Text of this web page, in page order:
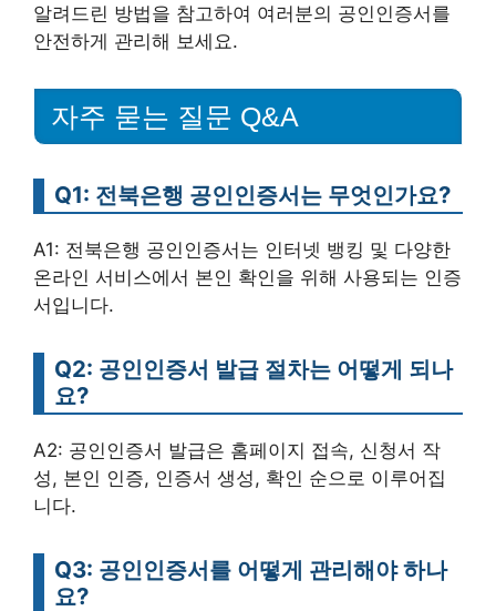
알려드린 방법을 참고하여 여러분의 공인인증서를
안전하게 관리해 보세요.
자주 묻는 질문 Q&A
Q1: 전북은행 공인인증서는 무엇인가요?
A1: 전북은행 공인인증서는 인터넷 뱅킹 및 다양한
온라인 서비스에서 본인 확인을 위해 사용되는 인증
서입니다.
Q2: 공인인증서 발급 절차는 어떻게 되나
요?
A2: 공인인증서 발급은 홈페이지 접속, 신청서 작
성, 본인 인증, 인증서 생성, 확인 순으로 이루어집
니다.
Q3: 공인인증서를 어떻게 관리해야 하나
요?